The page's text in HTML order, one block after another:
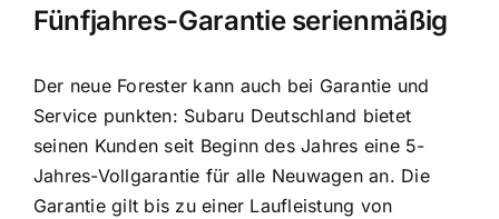
Fünfjahres-Garantie serienmäßig
Der neue Forester kann auch bei Garantie und
Service punkten: Subaru Deutschland bietet
seinen Kunden seit Beginn des Jahres eine 5-
Jahres-Vollgarantie für alle Neuwagen an. Die
Garantie gilt bis zu einer Laufleistung von